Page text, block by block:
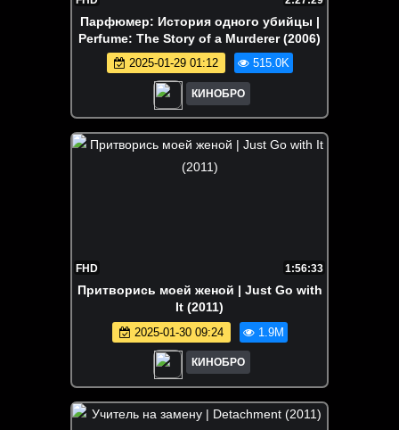
Парфюмер: История одного убийцы |
Perfume: The Story of a Murderer (2006)
2025-01-29 01:12 515.0K
КИНОБРО
FHD 1:56:33
Притворись моей женой | Just Go with
It (2011)
2025-01-30 09:24 1.9M
КИНОБРО